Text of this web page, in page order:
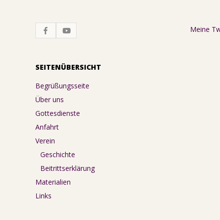
SEITENÜBERSICHT
Begrüßungsseite
Über uns
Gottesdienste
Anfahrt
Verein
Geschichte
Beitrittserklärung
Materialien
Links
Meine